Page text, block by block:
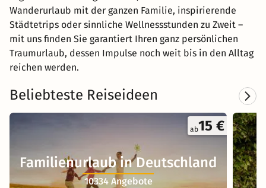
Wanderurlaub mit der ganzen Familie, inspirierende
Städtetrips oder sinnliche Wellnessstunden zu Zweit –
mit uns finden Sie garantiert Ihren ganz persönlichen
Traumurlaub, dessen Impulse noch weit bis in den Alltag
reichen werden.
Beliebteste Reiseideen
ab15 €
Familienurlaub in Deutschland
10334 Angebote